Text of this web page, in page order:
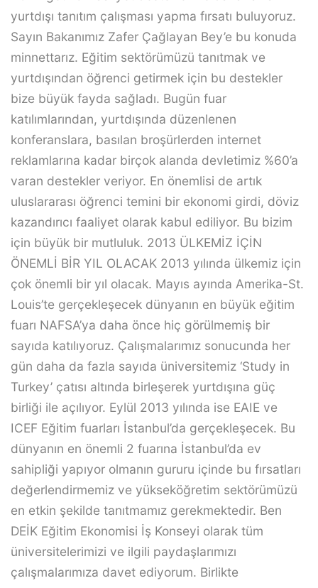
yurtdışı tanıtım çalışması yapma fırsatı buluyoruz.
Sayın Bakanımız Zafer Çağlayan Bey’e bu konuda
minnettarız. Eğitim sektörümüzü tanıtmak ve
yurtdışından öğrenci getirmek için bu destekler
bize büyük fayda sağladı. Bugün fuar
katılımlarından, yurtdışında düzenlenen
konferanslara, basılan broşürlerden internet
reklamlarına kadar birçok alanda devletimiz %60’a
varan destekler veriyor. En önemlisi de artık
uluslararası öğrenci temini bir ekonomi girdi, döviz
kazandırıcı faaliyet olarak kabul ediliyor. Bu bizim
için büyük bir mutluluk. 2013 ÜLKEMİZ İÇİN
ÖNEMLİ BİR YIL OLACAK 2013 yılında ülkemiz için
çok önemli bir yıl olacak. Mayıs ayında Amerika-St.
Louis’te gerçekleşecek dünyanın en büyük eğitim
fuarı NAFSA’ya daha önce hiç görülmemiş bir
sayıda katılıyoruz. Çalışmalarımız sonucunda her
gün daha da fazla sayıda üniversitemiz ‘Study in
Turkey’ çatısı altında birleşerek yurtdışına güç
birliği ile açılıyor. Eylül 2013 yılında ise EAIE ve
ICEF Eğitim fuarları İstanbul’da gerçekleşecek. Bu
dünyanın en önemli 2 fuarına İstanbul’da ev
sahipliği yapıyor olmanın gururu içinde bu fırsatları
değerlendirmemiz ve yükseköğretim sektörümüzü
en etkin şekilde tanıtmamız gerekmektedir. Ben
DEİK Eğitim Ekonomisi İş Konseyi olarak tüm
üniversitelerimizi ve ilgili paydaşlarımızı
çalışmalarımıza davet ediyorum. Birlikte